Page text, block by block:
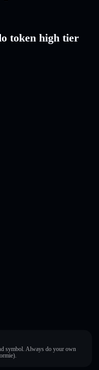
token high tier
symbol. Always do your own